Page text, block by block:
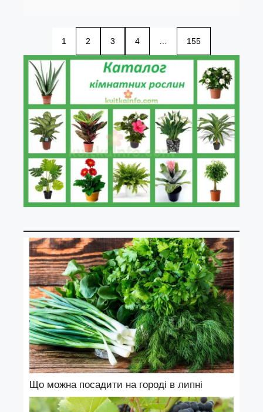
1 2 3 4 155
Що можна посадити на городі в липні